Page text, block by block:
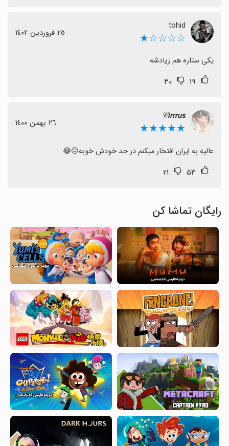
tohid
☆☆☆☆★ ٢٥ فروردین ١٤٠٢
یکی ستاره هم زیادشه
۱۹ ۳۰
𝒞𝙞𝙧𝙧𝙧𝙪𝙨‌
★★★★★ ٢٦ بهمن ١٤٠٠
عالیه به ایران افتخار میکنم در حد خودش خوبه😐😂
۵۳ ۲۱
رایگان تماشا کن